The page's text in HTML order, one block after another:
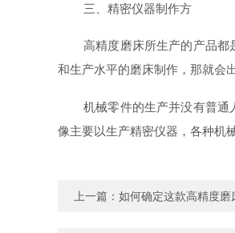
三、精密仪器制作方
高精度磨床所生产的产品都
和生产水平的磨床制作，那就会
机械零件的生产并没有普通
像主要以生产精密仪器，各种机
上一篇： 如何确定这款高精度磨